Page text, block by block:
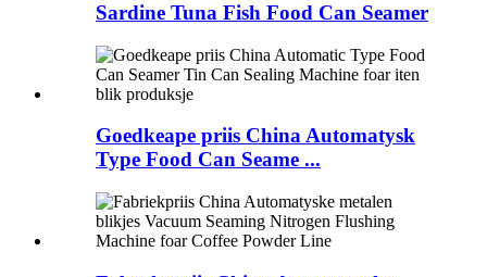
Sardine Tuna Fish Food Can Seamer
Goedkeape priis China Automatysk
Type Food Can Seame ...